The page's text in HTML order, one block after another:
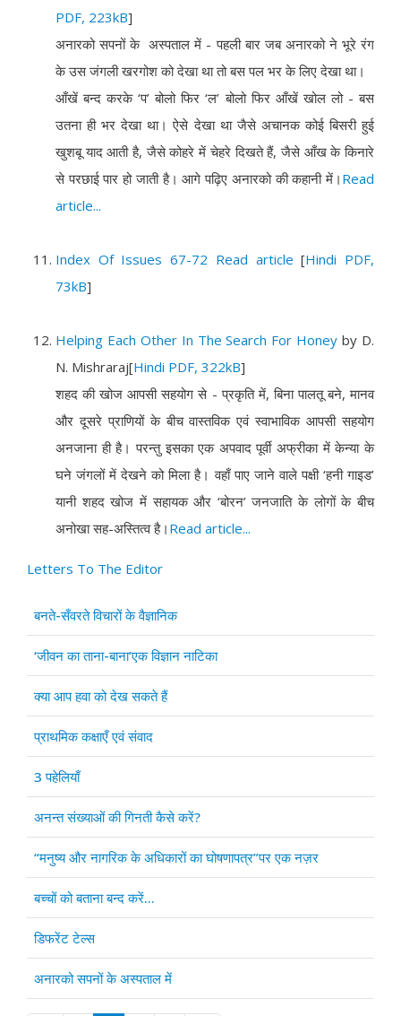
PDF, 223kB]
अनारको सपनों के अस्पताल में - पहली बार जब अनारको ने भूरे रंग
के उस जंगली खरगोश को देखा था तो बस पल भर के लिए देखा था।
आँखें बन्द करके ‘प’ बोलो फिर ‘ल’ बोलो फिर आँखें खोल लो - बस
उतना ही भर देखा था। ऐसे देखा था जैसे अचानक कोई बिसरी हुई
खुशबू याद आती है, जैसे कोहरे में चेहरे दिखते हैं, जैसे आँख के किनारे
से परछाई पार हो जाती है। आगे पढ़िए अनारको की कहानी में। Read
article...
Index Of Issues 67-72 Read article [Hindi PDF,
73kB]
Helping Each Other In The Search For Honey by D.
N. Mishraraj[Hindi PDF, 322kB]
शहद की खोज आपसी सहयोग से - प्रकृति में, बिना पालतू बने, मानव
और दूसरे प्राणियों के बीच वास्तविक एवं स्वाभाविक आपसी सहयोग
अनजाना ही है। परन्तु इसका एक अपवाद पूर्वी अफ्रीका में केन्या के
घने जंगलों में देखने को मिला है। वहाँ पाए जाने वाले पक्षी ‘हनी गाइड’
यानी शहद खोज में सहायक और ‘बोरन’ जनजाति के लोगों के बीच
अनोखा सह-अस्तित्व है। Read article...
Letters To The Editor
Articles
Title
बनते-सँवरते विचारों के वैज्ञानिक
‘जीवन का ताना-बाना’एक विज्ञान नाटिका
क्या आप हवा को देख सकते हैं
प्राथमिक कक्षाएँ एवं संवाद
3 पहेलियाँ
अनन्त संख्याओं की गिनती कैसे करें?
“मनुष्य और नागरिक के अधिकारों का घोषणापत्र”पर एक नज़र
बच्चों को बताना बन्द करें...
डिफरेंट टेल्स
अनारको सपनों के अस्पताल में